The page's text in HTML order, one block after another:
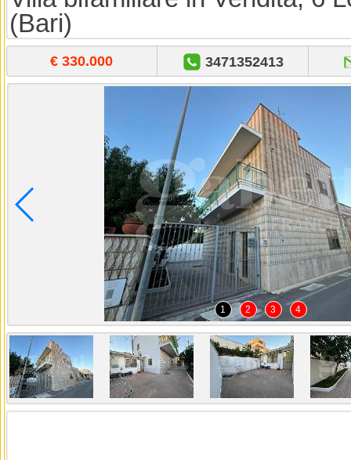
(Bari)
€ 330.000 3471352413
1 2 3 4